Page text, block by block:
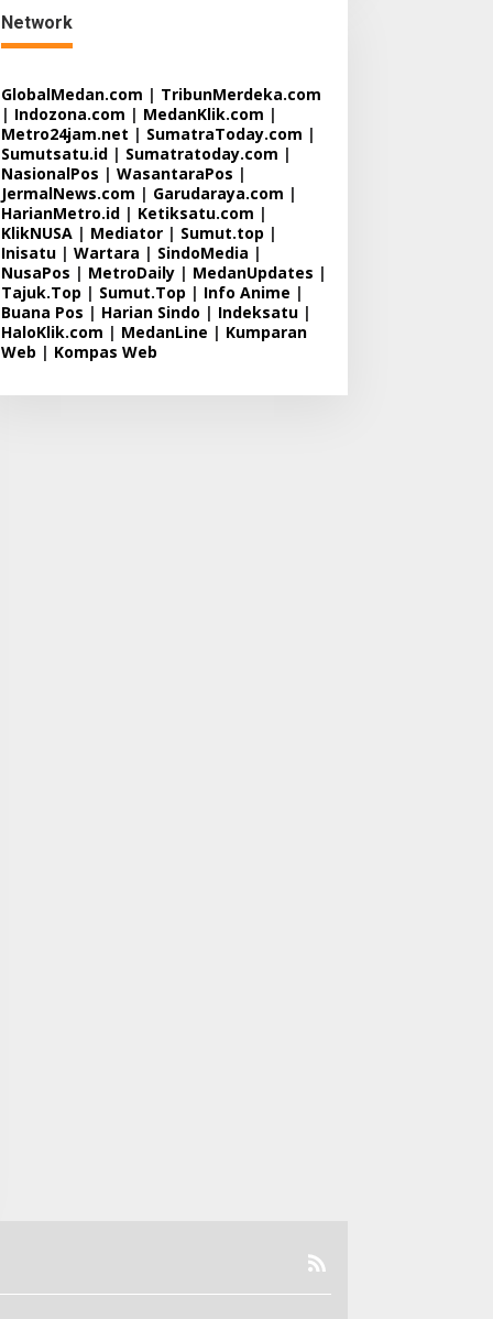
Network
GlobalMedan.com | TribunMerdeka.com
| Indozona.com | MedanKlik.com |
Metro24jam.net | SumatraToday.com |
Sumutsatu.id| Sumatratoday.com |
NasionalPos | WasantaraPos |
JermalNews.com | Garudaraya.com |
HarianMetro.id| Ketiksatu.com |
KlikNUSA| Mediator| Sumut.top |
Inisatu| Wartara | SindoMedia |
NusaPos | MetroDaily| MedanUpdates |
Tajuk.Top | Sumut.Top | Info Anime |
Buana Pos | Harian Sindo | Indeksatu|
HaloKlik.com | MedanLine | Kumparan
Web | Kompas Web